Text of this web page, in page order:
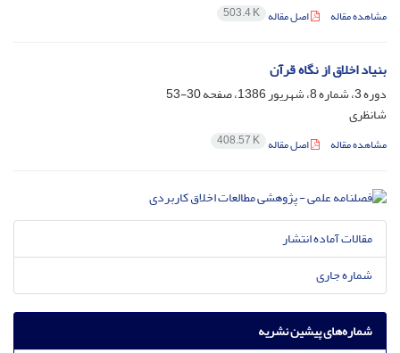
مشاهده مقاله اصل مقاله 503.4 K
بنیاد اخلاق از نگاه قرآن‏
دوره 3، شماره 8، شهریور 1386، صفحه
30-53
شانظری
مشاهده مقاله اصل مقاله 408.57 K
مقالات آماده انتشار
شماره جاری
شماره‌های پیشین نشریه